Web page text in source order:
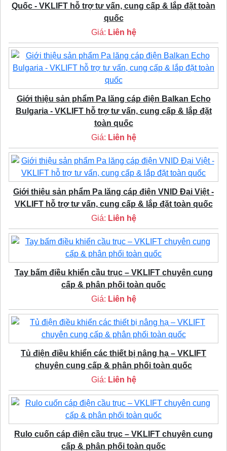
Quốc - VKLIFT hỗ trợ tư vấn, cung cấp & lắp đặt toàn
quốc
Giá: Liên hệ
Giới thiệu sản phẩm Pa lăng cáp điện Balkan Echo
Bulgaria - VKLIFT hỗ trợ tư vấn, cung cấp & lắp đặt
toàn quốc
Giá: Liên hệ
Giới thiệu sản phẩm Pa lăng cáp điện VNID Đại Việt -
VKLIFT hỗ trợ tư vấn, cung cấp & lắp đặt toàn quốc
Giá: Liên hệ
Tay bấm điều khiển cầu trục – VKLIFT chuyên cung
cấp & phân phối toàn quốc
Giá: Liên hệ
Tủ điện điều khiển các thiết bị nâng hạ – VKLIFT
chuyên cung cấp & phân phối toàn quốc
Giá: Liên hệ
Rulo cuốn cáp điện cầu trục – VKLIFT chuyên cung
cấp & phân phối toàn quốc